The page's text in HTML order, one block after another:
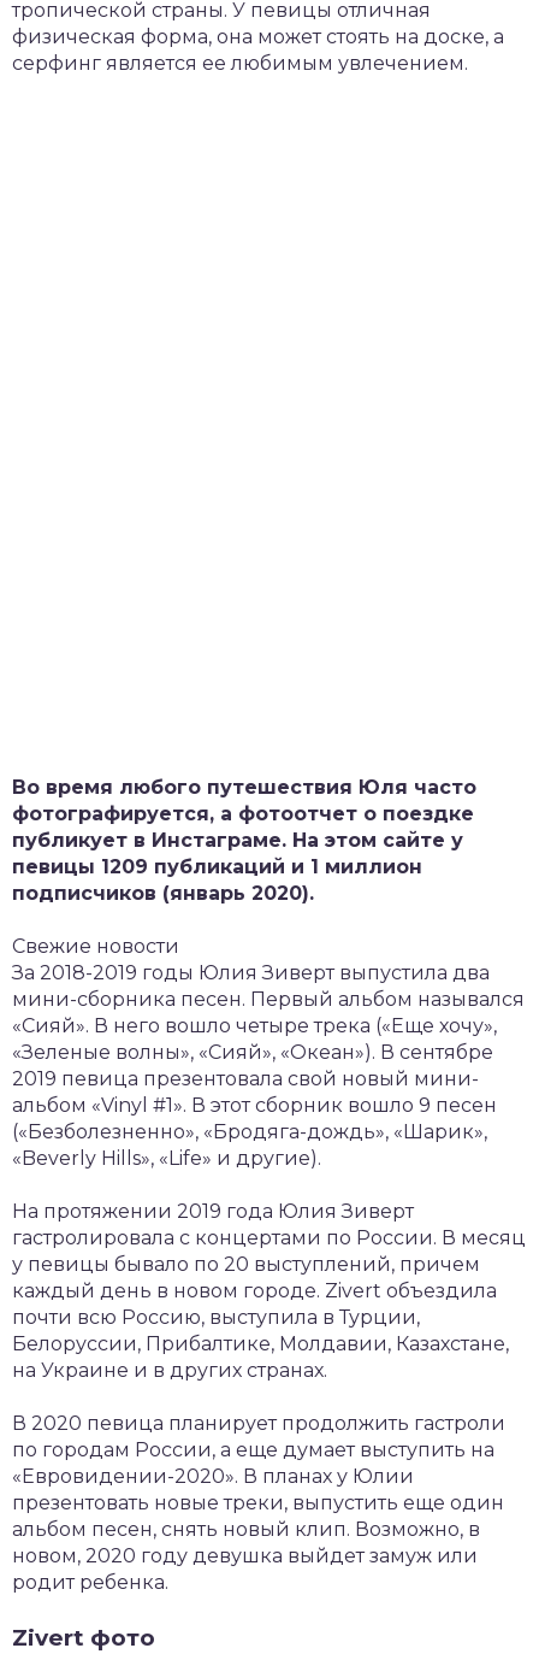
тропической страны. У певицы отличная
физическая форма, она может стоять на доске, а
серфинг является ее любимым увлечением.
Во время любого путешествия Юля часто
фотографируется, а фотоотчет о поездке
публикует в Инстаграме. На этом сайте у
певицы 1209 публикаций и 1 миллион
подписчиков (январь 2020).
Свежие новости
За 2018-2019 годы Юлия Зиверт выпустила два
мини-сборника песен. Первый альбом назывался
«Сияй». В него вошло четыре трека («Еще хочу»,
«Зеленые волны», «Сияй», «Океан»). В сентябре
2019 певица презентовала свой новый мини-
альбом «Vinyl #1». В этот сборник вошло 9 песен
(«Безболезненно», «Бродяга-дождь», «Шарик»,
«Beverly Hills», «Life» и другие).
На протяжении 2019 года Юлия Зиверт
гастролировала с концертами по России. В месяц
у певицы бывало по 20 выступлений, причем
каждый день в новом городе. Zivert объездила
почти всю Россию, выступила в Турции,
Белоруссии, Прибалтике, Молдавии, Казахстане,
на Украине и в других странах.
В 2020 певица планирует продолжить гастроли
по городам России, а еще думает выступить на
«Евровидении-2020». В планах у Юлии
презентовать новые треки, выпустить еще один
альбом песен, снять новый клип. Возможно, в
новом, 2020 году девушка выйдет замуж или
родит ребенка.
Zivert фото